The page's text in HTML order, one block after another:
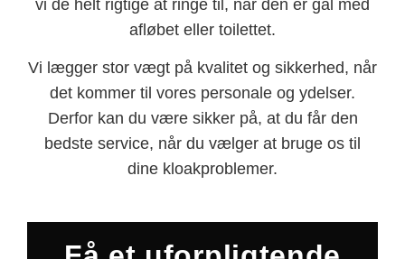
vi de helt rigtige at ringe til, når den er gal med
afløbet eller toilettet.
Vi lægger stor vægt på kvalitet og sikkerhed, når
det kommer til vores personale og ydelser.
Derfor kan du være sikker på, at du får den
bedste service, når du vælger at bruge os til
dine kloakproblemer.